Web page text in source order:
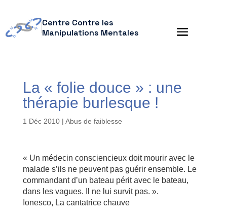
Centre Contre les
Manipulations Mentales
La « folie douce » : une
thérapie burlesque !
1 Déc 2010| Abus de faiblesse
« Un médecin consciencieux doit mourir avec le
malade s’ils ne peuvent pas guérir ensemble. Le
commandant d’un bateau périt avec le bateau,
dans les vagues. Il ne lui survit pas. ».
Ionesco, La cantatrice chauve